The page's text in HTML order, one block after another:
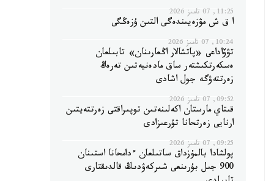
11:25, 07 تامىز 2026
ا ق ش مۋزەيىندەگى التىن ۇزەڭگى
10:24, 07 تامىز 2026
تۋۆاداعى «پاتشالار اڭعارىنان» تابىلعان
ەسكەرتكىشتەر ساق مادەنيەتىن تەرەڭ
زەرتتەۋگە جول اشادى
09:52, 07 تامىز 2026
قىتاي مارستان اكەلىنەتىن توپىراقتى زەرتتەيتىن
ارنايى زەرتحانا تۇرعىزادى
09:25, 07 تامىز 2026
پولشادا بالمۇزداق ساتىلعان ءدامحانا استىنان
900 جىل بۇرىنعى شىركەۋدىڭ قالدىقتارى